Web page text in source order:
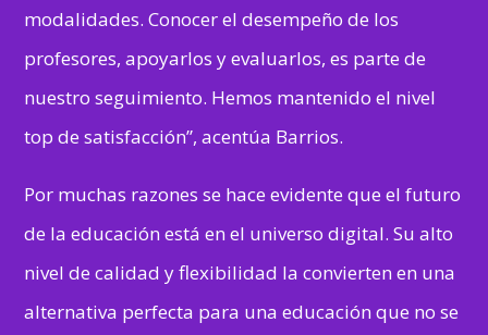
modalidades. Conocer el desempeño de los
profesores, apoyarlos y evaluarlos, es parte de
nuestro seguimiento. Hemos mantenido el nivel
top de satisfacción”, acentúa Barrios.
Por muchas razones se hace evidente que el futuro
de la educación está en el universo digital. Su alto
nivel de calidad y flexibilidad la convierten en una
alternativa perfecta para una educación que no se